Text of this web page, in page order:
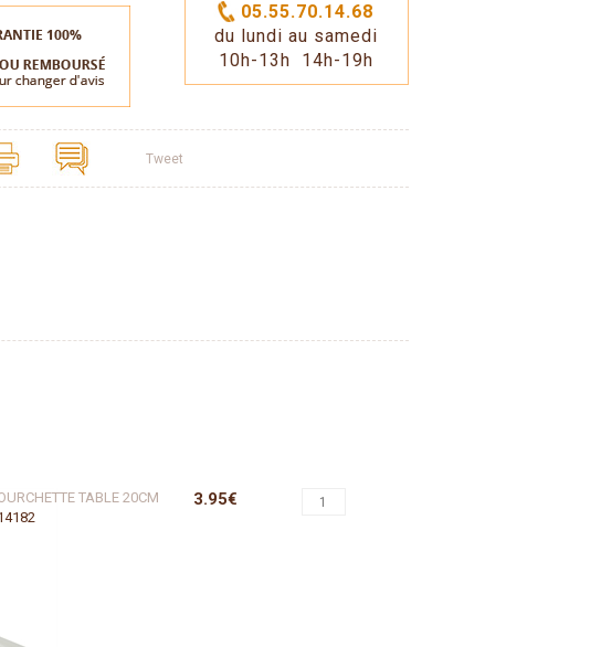
05.55.70.14.68
du lundi au samedi
10h-13h 14h-19h
Tweet
TABLE 20CM
3.95€